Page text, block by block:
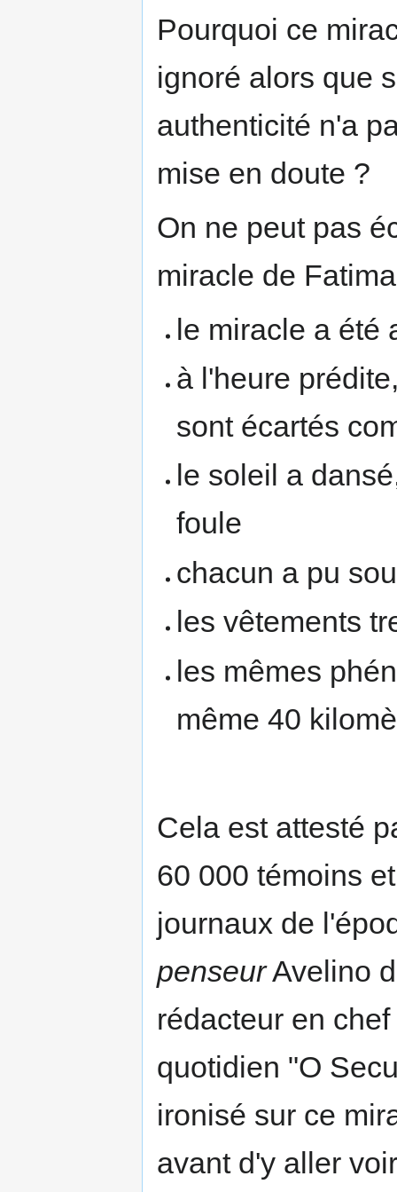
Pourquoi ce
ignoré alors que
authenticité n'a
mise en doute ?
On ne peut pas
miracle de
le miracle a été
à l'heure
sont écartés
le soleil a
foule
chacun a pu
les vêtements
les mêmes
même 40
Cela est attesté
60 000 témoins
journaux de
penseurAvelino
rédacteur en
quotidien "O
ironisé sur ce
avant d'y aller